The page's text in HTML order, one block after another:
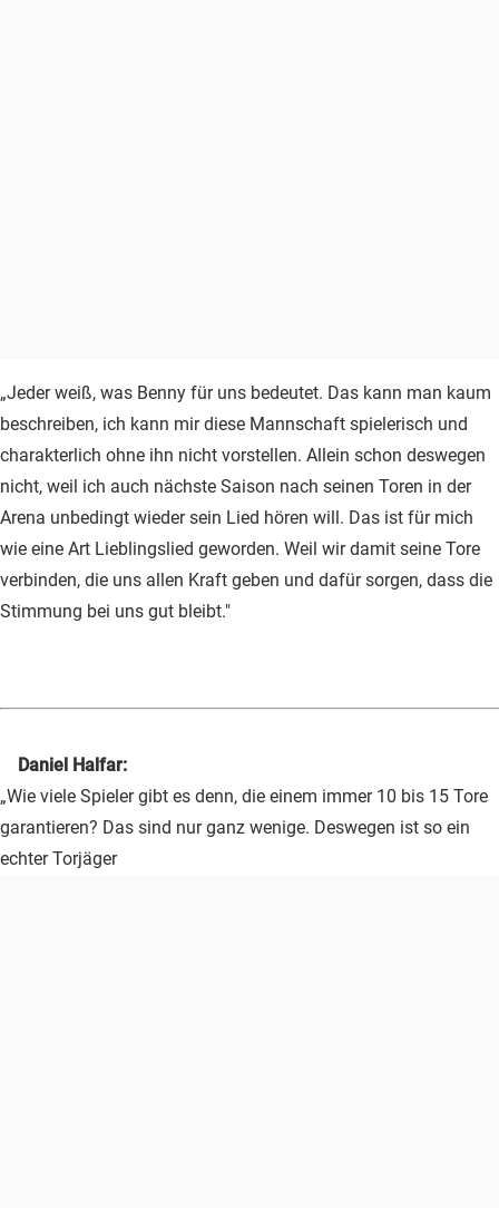
„Jeder weiß, was Benny für uns bedeutet. Das kann man kaum
beschreiben, ich kann mir diese Mannschaft spielerisch und
charakterlich ohne ihn nicht vorstellen. Allein schon deswegen
nicht, weil ich auch nächste Saison nach seinen Toren in der
Arena unbedingt wieder sein Lied hören will. Das ist für mich
wie eine Art Lieblingslied geworden. Weil wir damit seine Tore
verbinden, die uns allen Kraft geben und dafür sorgen, dass die
Stimmung bei uns gut bleibt."
Daniel Halfar:
„Wie viele Spieler gibt es denn, die einem immer 10 bis 15 Tore
garantieren? Das sind nur ganz wenige. Deswegen ist so ein
echter Torjäger